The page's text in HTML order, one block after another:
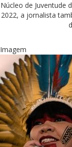
Núcleo de Juventude
2022, a jornalista
Imagem